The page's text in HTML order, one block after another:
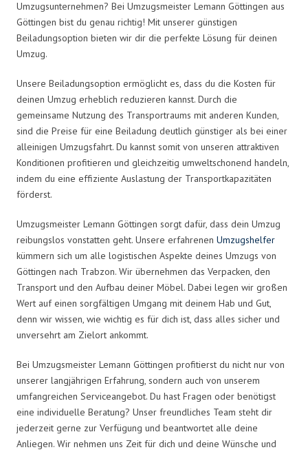
Umzugsunternehmen? Bei Umzugsmeister Lemann Göttingen aus
Göttingen bist du genau richtig! Mit unserer günstigen
Beiladungsoption bieten wir dir die perfekte Lösung für deinen
Umzug.
Unsere Beiladungsoption ermöglicht es, dass du die Kosten für
deinen Umzug erheblich reduzieren kannst. Durch die
gemeinsame Nutzung des Transportraums mit anderen Kunden,
sind die Preise für eine Beiladung deutlich günstiger als bei einer
alleinigen Umzugsfahrt. Du kannst somit von unseren attraktiven
Konditionen profitieren und gleichzeitig umweltschonend handeln,
indem du eine effiziente Auslastung der Transportkapazitäten
förderst.
Umzugsmeister Lemann Göttingen sorgt dafür, dass dein Umzug
reibungslos vonstatten geht. Unsere erfahrenen Umzugshelfer
kümmern sich um alle logistischen Aspekte deines Umzugs von
Göttingen nach Trabzon. Wir übernehmen das Verpacken, den
Transport und den Aufbau deiner Möbel. Dabei legen wir großen
Wert auf einen sorgfältigen Umgang mit deinem Hab und Gut,
denn wir wissen, wie wichtig es für dich ist, dass alles sicher und
unversehrt am Zielort ankommt.
Bei Umzugsmeister Lemann Göttingen profitierst du nicht nur von
unserer langjährigen Erfahrung, sondern auch von unserem
umfangreichen Serviceangebot. Du hast Fragen oder benötigst
eine individuelle Beratung? Unser freundliches Team steht dir
jederzeit gerne zur Verfügung und beantwortet alle deine
Anliegen. Wir nehmen uns Zeit für dich und deine Wünsche und